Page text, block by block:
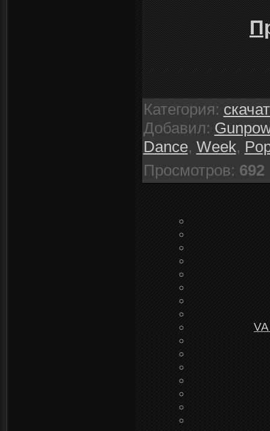
Категория:
Добавил:
Dance, Week,
Просмотров: 692